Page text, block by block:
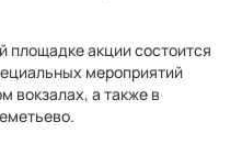
площадке акции состоится
мероприятий
вокзалах, а также в